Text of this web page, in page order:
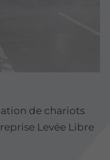
de chariots
Levée Libre